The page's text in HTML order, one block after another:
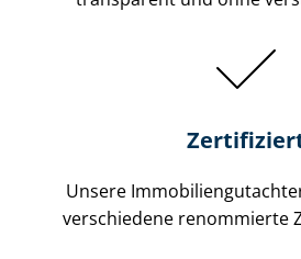
Unsere
verschiedene renommierte